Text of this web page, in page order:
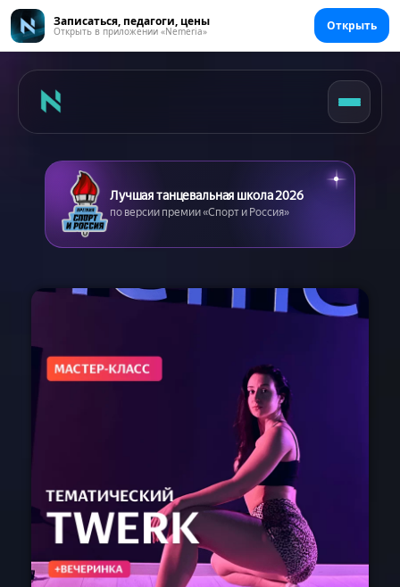
Записаться, педагоги, цены
Открыть в приложении «Nemeria» Открыть
Главная
Цены
Абонементы
Съемка танцев
Девичник
Групповые
Сочи 2024
Направления
Детские 5+
Лучшая танцевальная школа 2026
по версии премии «Спорт и Россия»